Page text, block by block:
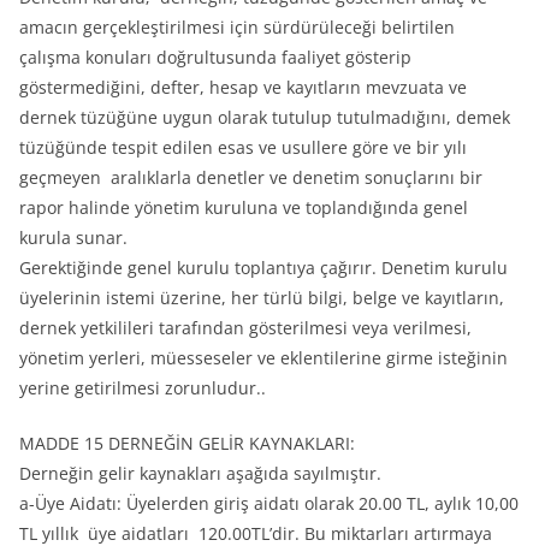
amacın gerçekleştirilmesi için sürdürüleceği belirtilen
çalışma konuları doğrultusunda faaliyet gösterip
göstermediğini, defter, hesap ve kayıtların mevzuata ve
dernek tüzüğüne uygun olarak tutulup tutulmadığını, demek
tüzüğünde tespit edilen esas ve usullere göre ve bir yılı
geçmeyen aralıklarla denetler ve denetim sonuçlarını bir
rapor halinde yönetim kuruluna ve toplandığında genel
kurula sunar.
Gerektiğinde genel kurulu toplantıya çağırır. Denetim kurulu
üyelerinin istemi üzerine, her türlü bilgi, belge ve kayıtların,
dernek yetkilileri tarafından gösterilmesi veya verilmesi,
yönetim yerleri, müesseseler ve eklentilerine girme isteğinin
yerine getirilmesi zorunludur..
MADDE 15 DERNEĞİN GELİR KAYNAKLARI:
Derneğin gelir kaynakları aşağıda sayılmıştır.
a-Üye Aidatı: Üyelerden giriş aidatı olarak 20.00 TL, aylık 10,00
TL yıllık üye aidatları 120.00TL’dir. Bu miktarları artırmaya